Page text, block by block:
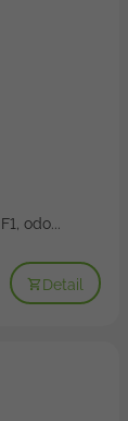
odo...
Detail